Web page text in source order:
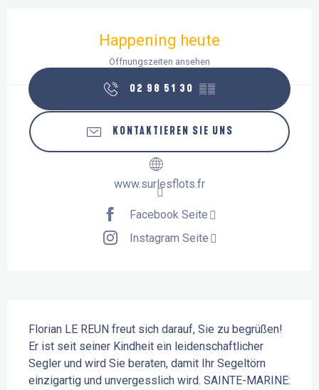
Happening heute
Öffnungszeiten ansehen
02 98 51 30 ▒▒
KONTAKTIEREN SIE UNS
www.surlesflots.fr
Facebook Seite
Instagram Seite
Florian LE REUN freut sich darauf, Sie zu begrüßen!
Er ist seit seiner Kindheit ein leidenschaftlicher
Segler und wird Sie beraten, damit Ihr Segeltörn
einzigartig und unvergesslich wird. SAINTE-MARINE: